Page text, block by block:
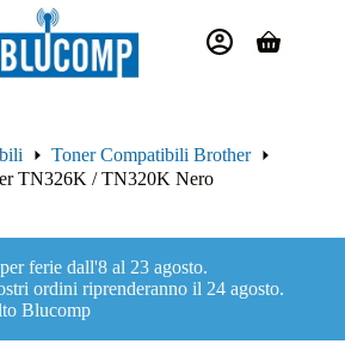
Carrello
Toner Compatibili Brother
TN326K / TN320K Nero
ferie dall'8 al 23 agosto.
ordini riprenderanno il 24 agosto.
Blucomp